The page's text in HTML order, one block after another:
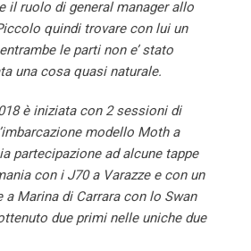
il ruolo di general manager allo
quindi trovare con lui un
le parti non e’ stato
una cosa quasi naturale.
è iniziata con 2 sessioni di
modello Moth a
partecipazione ad alcune tappe
con i J70 a Varazze e con un
a Marina di Carrara con lo Swan
due primi nelle uniche due